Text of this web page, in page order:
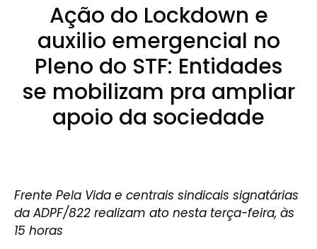
Ação do Lockdown e
auxilio emergencial no
Pleno do STF: Entidades
se mobilizam pra ampliar
apoio da sociedade
Frente Pela Vida e centrais sindicais signatárias
da ADPF/822 realizam ato nesta terça-feira, às
15 horas